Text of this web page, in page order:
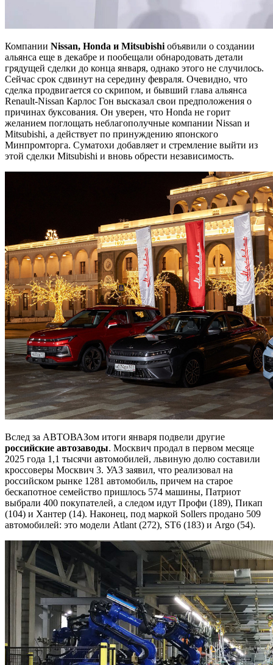
Компании Nissan, Honda и Mitsubishi объявили о создании
альянса еще в декабре и пообещали обнародовать детали
грядущей сделки до конца января, однако этого не случилось.
Сейчас срок сдвинут на середину февраля. Очевидно, что
сделка продвигается со скрипом, и бывший глава альянса
Renault-Nissan Карлос Гон высказал свои предположения о
причинах буксования. Он уверен, что Honda не горит
желанием поглощать неблагополучные компании Nissan и
Mitsubishi, а действует по принуждению японского
Минпромторга. Суматохи добавляет и стремление выйти из
этой сделки Mitsubishi и вновь обрести независимость.
Вслед за АВТОВАЗом итоги января подвели другие
российские автозаводы. Москвич продал в первом месяце
2025 года 1,1 тысячи автомобилей, львиную долю составили
кроссоверы Москвич 3. УАЗ заявил, что реализовал на
российском рынке 1281 автомобиль, причем на старое
бескапотное семейство пришлось 574 машины, Патриот
выбрали 400 покупателей, а следом идут Профи (189), Пикап
(104) и Хантер (14). Наконец, под маркой Sollers продано 509
автомобилей: это модели Atlant (272), ST6 (183) и Argo (54).